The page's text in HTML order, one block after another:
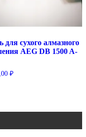
для сухого алмазного
AEG DB 1500 A-
₽